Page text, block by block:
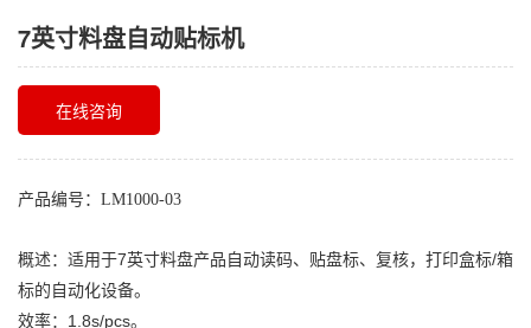
7英寸料盘自动贴标机
在线咨询
产品编号： LM1000-03
概述：适用于7英寸料盘产品自动读码、贴盘标、复核，打印盒标/箱
标的自动化设备。
效率：1.8s/pcs。